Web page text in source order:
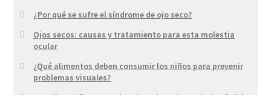
¿Por qué se sufre el síndrome de ojo seco?
Ojos secos: causas y tratamiento para esta molestia
ocular
¿Qué alimentos deben consumir los niños para prevenir
problemas visuales?